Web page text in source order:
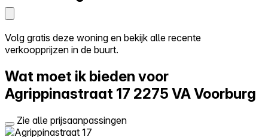
Log in
Probeer Walter gratis
Volg gratis deze woning en bekijk alle recente
verkoopprijzen in de buurt.
Wat moet ik bieden voor
Agrippinastraat 17 2275 VA Voorburg
Zie alle prijsaanpassingen